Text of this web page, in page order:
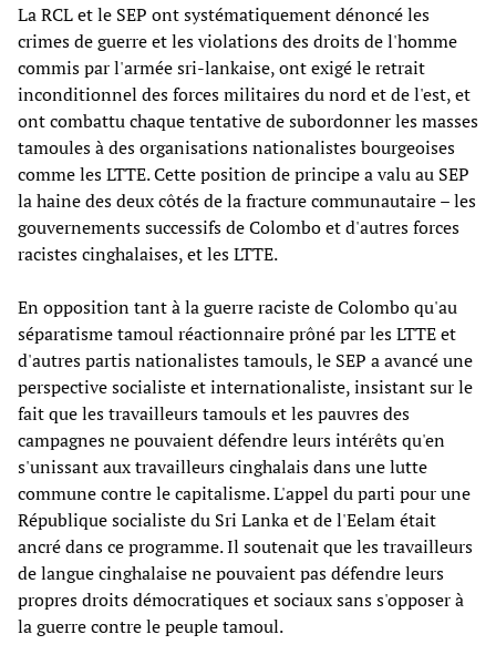
La RCL et le SEP ont systématiquement dénoncé les
crimes de guerre et les violations des droits de l'homme
commis par l'armée sri-lankaise, ont exigé le retrait
inconditionnel des forces militaires du nord et de l'est, et
ont combattu chaque tentative de subordonner les masses
tamoules à des organisations nationalistes bourgeoises
comme les LTTE. Cette position de principe a valu au SEP
la haine des deux côtés de la fracture communautaire – les
gouvernements successifs de Colombo et d'autres forces
racistes cinghalaises, et les LTTE.
En opposition tant à la guerre raciste de Colombo qu'au
séparatisme tamoul réactionnaire prôné par les LTTE et
d'autres partis nationalistes tamouls, le SEP a avancé une
perspective socialiste et internationaliste, insistant sur le
fait que les travailleurs tamouls et les pauvres des
campagnes ne pouvaient défendre leurs intérêts qu'en
s'unissant aux travailleurs cinghalais dans une lutte
commune contre le capitalisme. L'appel du parti pour une
République socialiste du Sri Lanka et de l'Eelam était
ancré dans ce programme. Il soutenait que les travailleurs
de langue cinghalaise ne pouvaient pas défendre leurs
propres droits démocratiques et sociaux sans s'opposer à
la guerre contre le peuple tamoul.